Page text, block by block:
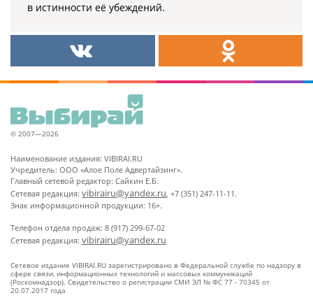
в истинности её убеждений.
© 2007—2026
Наименование издания: VIBIRAI.RU
Учредитель: ООО «Алое Поле Адвертайзинг».
Главный сетевой редактор: Сайкин Е.Б.
Сетевая редакция: vibirairu@yandex.ru, +7 (351) 247-11-11.
Знак информационной продукции: 16+.
Телефон отдела продаж: 8 (917) 299-67-02
Сетевая редакция: vibirairu@yandex.ru
Сетевое издание VIBIRAI.RU зарегистрировано в Федеральной службе по надзору в
сфере связи, информационных технологий и массовых коммуникаций
(Роскомнадзор). Свидетельство о регистрации СМИ ЭЛ № ФС 77 - 70345 от
20.07.2017 года